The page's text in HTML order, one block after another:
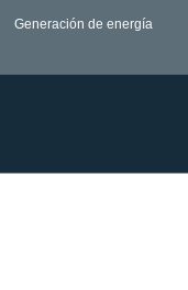
Generación de energía